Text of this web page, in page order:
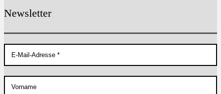
Newsletter